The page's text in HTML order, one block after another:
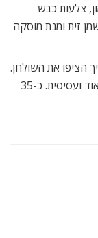
צלעות כבש
זית ומנת מוסקה
הציפו את השולחן.
אפילו הבקלאווה בסוף הארוחה הייתה טרייה מאוד ועסיסית. כ-35